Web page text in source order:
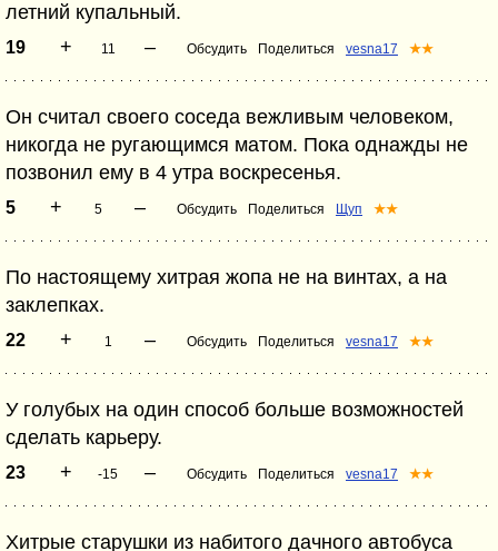
летний купальный.
19 + 11 – Обсудить Поделиться vesna17 ★★
Он считал своего соседа вежливым человеком,
никогда не ругающимся матом. Пока однажды не
позвонил ему в 4 утра воскресенья.
5 + 5 – Обсудить Поделиться Щуп ★★
По настоящему хитрая жопа не на винтах, а на
заклепках.
22 + 1 – Обсудить Поделиться vesna17 ★★
У голубых на один способ больше возможностей
сделать карьеру.
23 + -15 – Обсудить Поделиться vesna17 ★★
Хитрые старушки из набитого дачного автобуса